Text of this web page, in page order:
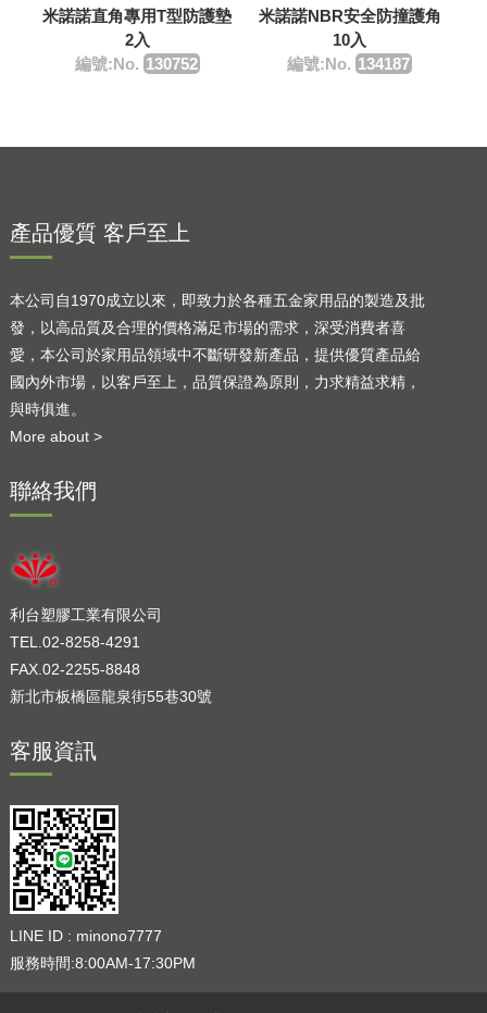
米諾諾直角專用T型防護墊
2入
編號:No. 130752
米諾諾NBR安全防撞護角
10入
編號:No. 134187
產品優質 客戶至上
本公司自1970成立以來，即致力於各種五金家用品的製造及批
發，以高品質及合理的價格滿足市場的需求，深受消費者喜
愛，本公司於家用品領域中不斷研發新產品，提供優質產品給
國內外市場，以客戶至上，品質保證為原則，力求精益求精，
與時俱進。
More about >
聯絡我們
利台塑膠工業有限公司
TEL.02-8258-4291
FAX.02-2255-8848
新北市板橋區龍泉街55巷30號
客服資訊
LINE ID : minono7777
服務時間:8:00AM-17:30PM